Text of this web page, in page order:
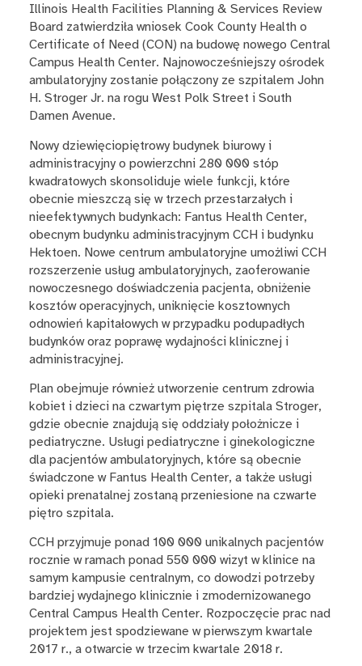
Illinois Health Facilities Planning & Services Review
Board zatwierdziła wniosek Cook County Health o
Certificate of Need (CON) na budowę nowego Central
Campus Health Center. Najnowocześniejszy ośrodek
ambulatoryjny zostanie połączony ze szpitalem John
H. Stroger Jr. na rogu West Polk Street i South
Damen Avenue.
Nowy dziewięciopiętrowy budynek biurowy i
administracyjny o powierzchni 280 000 stóp
kwadratowych skonsoliduje wiele funkcji, które
obecnie mieszczą się w trzech przestarzałych i
nieefektywnych budynkach: Fantus Health Center,
obecnym budynku administracyjnym CCH i budynku
Hektoen. Nowe centrum ambulatoryjne umożliwi CCH
rozszerzenie usług ambulatoryjnych, zaoferowanie
nowoczesnego doświadczenia pacjenta, obniżenie
kosztów operacyjnych, uniknięcie kosztownych
odnowień kapitałowych w przypadku podupadłych
budynków oraz poprawę wydajności klinicznej i
administracyjnej.
Plan obejmuje również utworzenie centrum zdrowia
kobiet i dzieci na czwartym piętrze szpitala Stroger,
gdzie obecnie znajdują się oddziały położnicze i
pediatryczne. Usługi pediatryczne i ginekologiczne
dla pacjentów ambulatoryjnych, które są obecnie
świadczone w Fantus Health Center, a także usługi
opieki prenatalnej zostaną przeniesione na czwarte
piętro szpitala.
CCH przyjmuje ponad 100 000 unikalnych pacjentów
rocznie w ramach ponad 550 000 wizyt w klinice na
samym kampusie centralnym, co dowodzi potrzeby
bardziej wydajnego klinicznie i zmodernizowanego
Central Campus Health Center. Rozpoczęcie prac nad
projektem jest spodziewane w pierwszym kwartale
2017 r., a otwarcie w trzecim kwartale 2018 r.